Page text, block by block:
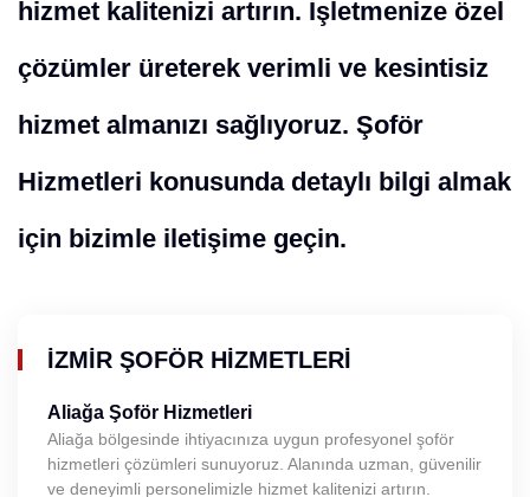
hizmet kalitenizi artırın. İşletmenize özel
çözümler üreterek verimli ve kesintisiz
hizmet almanızı sağlıyoruz. Şoför
Hizmetleri konusunda detaylı bilgi almak
için bizimle iletişime geçin.
İZMIR ŞOFÖR HIZMETLERI
Aliağa Şoför Hizmetleri
Aliağa bölgesinde ihtiyacınıza uygun profesyonel şoför
hizmetleri çözümleri sunuyoruz. Alanında uzman, güvenilir
ve deneyimli personelimizle hizmet kalitenizi artırın.